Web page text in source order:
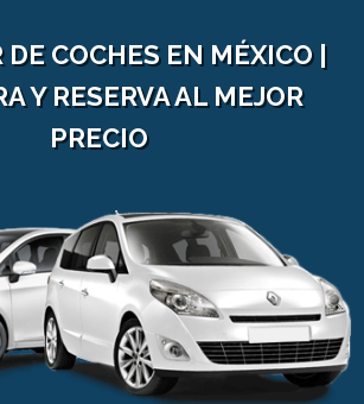
COCHES EN MÉXICO |
Y RESERVA AL MEJOR
PRECIO